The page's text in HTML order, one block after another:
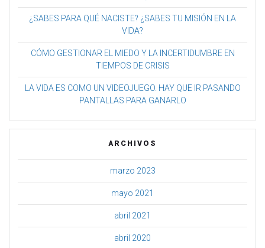
¿SABES PARA QUÉ NACISTE? ¿SABES TU MISIÓN EN LA
VIDA?
CÓMO GESTIONAR EL MIEDO Y LA INCERTIDUMBRE EN
TIEMPOS DE CRISIS
LA VIDA ES COMO UN VIDEOJUEGO. HAY QUE IR PASANDO
PANTALLAS PARA GANARLO
ARCHIVOS
marzo 2023
mayo 2021
abril 2021
abril 2020